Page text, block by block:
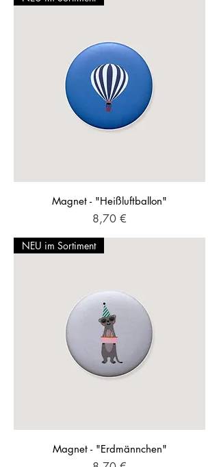
Magnet - "Heißluftballon"
Preis
8,70 €
NEU im Sortiment
Magnet - "Erdmännchen"